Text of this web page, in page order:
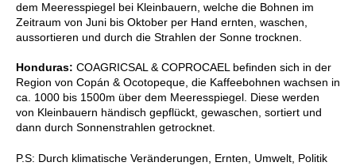
dem Meeresspiegel bei Kleinbauern, welche die Bohnen im
Zeitraum von Juni bis Oktober per Hand ernten, waschen,
aussortieren und durch die Strahlen der Sonne trocknen.
Honduras: COAGRICSAL & COPROCAEL befinden sich in der
Region von Copán & Ocotopeque, die Kaffeebohnen wachsen in
ca. 1000 bis 1500m über dem Meeresspiegel. Diese werden
von Kleinbauern händisch gepflückt, gewaschen, sortiert und
dann durch Sonnenstrahlen getrocknet.
P.S: Durch klimatische Veränderungen, Ernten, Umwelt, Politik